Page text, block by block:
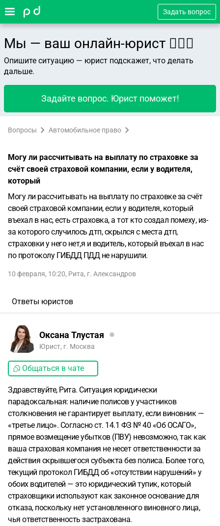
Задать вопрос
Мы — ваш онлайн-юрист 👨🏻‍⚖️
Опишите ситуацию — юрист подскажет, что делать
дальше.
Задайте вопрос. Юрист поможет!
Вопросы Автомобильное право
Могу ли рассчитывать на выплату по страховке за
счёт своей страховой компании, если у водителя,
который
Могу ли рассчитывать на выплату по страховке за счёт
своей страховой компании, если у водителя, который
въехал в нас, есть страховка, а тот кто создал помеху, из-
за которого случилось дтп, скрылся с места дтп,
страховки у него нет,я и водитель, который въехал в нас
по протоколу ГИБДД ПДД не нарушили.
10 февраля, 10:20, Рита, г. Александров
Ответы юристов
Оксана Тлустая
Юрист, г. Москва
Общаться в чате
Здравствуйте, Рита. Ситуация юридически
парадоксальная: наличие полисов у участников
столкновения не гарантирует выплату, если виновник —
«третье лицо». Согласно ст. 14.1 ФЗ № 40 «Об ОСАГО»,
прямое возмещение убытков (ПВУ) невозможно, так как
ваша страховая компания не несет ответственности за
действия скрывшегося субъекта без полиса. Более того,
текущий протокол ГИБДД об «отсутствии нарушений» у
обоих водителей — это юридический тупик, который
страховщики используют как законное основание для
отказа, поскольку нет установленного виновного лица,
чья ответственность застрахована.